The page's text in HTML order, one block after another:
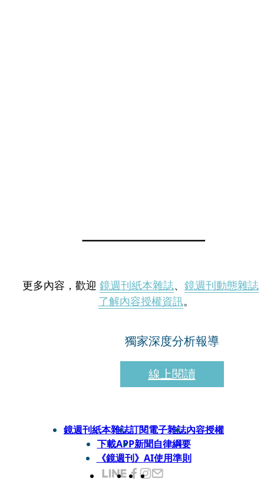
更多內容，歡迎 鏡週刊紙本雜誌、 鏡週刊動態雜誌
了解內容授權資訊。
獨家深度分析報導
線上閱讀
鏡週刊紙本雜誌訂閱電子雜誌內容授權
下載APP新聞自律綱要
《鏡週刊》AI使用準則